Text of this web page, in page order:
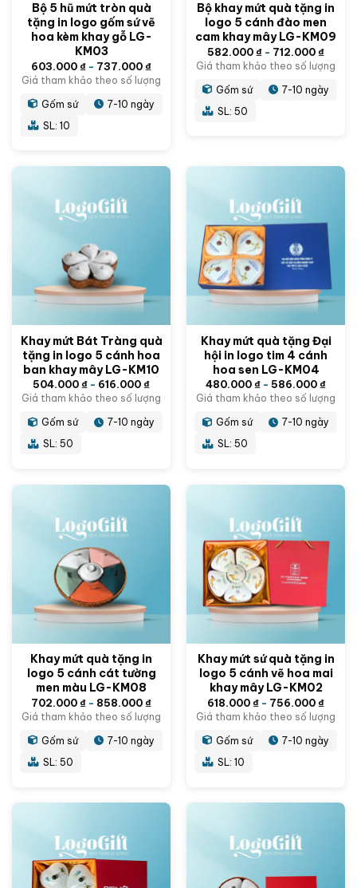
Bộ 5 hũ mứt tròn quà
tặng in logo gốm sứ vẽ
hoa kèm khay gỗ LG-
KM03
603.000 ₫ - 737.000 ₫
Giá tham khảo theo số lượng
Gốm sứ
7-10 ngày
SL: 10
Bộ khay mứt quà tặng in
logo 5 cánh đào men
cam khay mây LG-KM09
582.000 ₫ - 712.000 ₫
Giá tham khảo theo số lượng
Gốm sứ
7-10 ngày
SL: 50
Khay mứt Bát Tràng quà
tặng in logo 5 cánh hoa
ban khay mây LG-KM10
504.000 ₫ - 616.000 ₫
Giá tham khảo theo số lượng
Gốm sứ
7-10 ngày
SL: 50
Khay mứt quà tặng Đại
hội in logo tim 4 cánh
hoa sen LG-KM04
480.000 ₫ - 586.000 ₫
Giá tham khảo theo số lượng
Gốm sứ
7-10 ngày
SL: 50
Khay mứt quà tặng in
logo 5 cánh cát tường
men màu LG-KM08
702.000 ₫ - 858.000 ₫
Giá tham khảo theo số lượng
Gốm sứ
7-10 ngày
SL: 50
Khay mứt sứ quà tặng in
logo 5 cánh vẽ hoa mai
khay mây LG-KM02
618.000 ₫ - 756.000 ₫
Giá tham khảo theo số lượng
Gốm sứ
7-10 ngày
SL: 10